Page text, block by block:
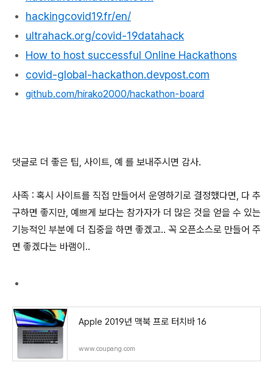
hackingcovid19.fr/en/
ultrahack.org/covid-19datahack
How to host successful Online Hackathons
covid-global-hackathon.devpost.com
github.com/hirako2000/hackathon-board
댓글로 더 좋은 팁, 사이트, 예 를 보내주시면 감사.
사족 : 혹시 사이트를 직접 만들어서 운영하기로 결정했다면, 다 추
구하면 좋지만, 예쁘게 보다는 참가자가 더 많은 것을 얻을 수 있는
기능적인 부분에 더 집중을 하면 좋겠고.. 꼭 오픈소스로 만들어 주
면 좋겠다는 바램이..
Apple 2019년 맥북 프로 터치바 16
www.coupang.com